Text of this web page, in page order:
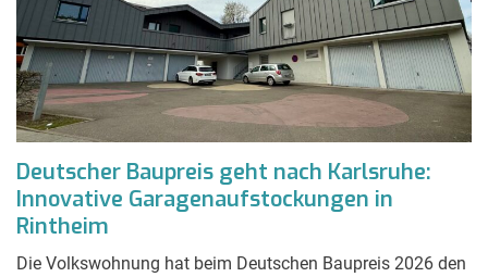
Deutscher Baupreis geht nach Karlsruhe:
Innovative Garagenaufstockungen in
Rintheim
Die Volkswohnung hat beim Deutschen Baupreis 2026 den